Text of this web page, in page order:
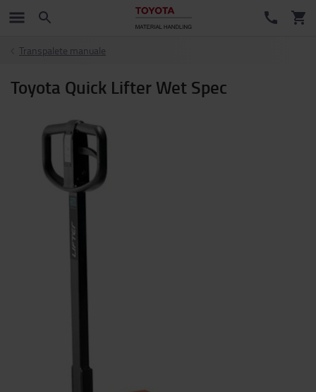
Transpalete manuale
Toyota Quick Lifter Wet Spec